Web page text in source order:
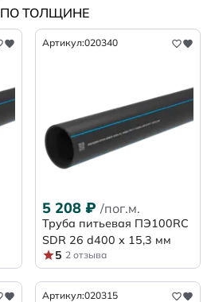
ПО ТОЛЩИНЕ
Артикул:020340
5 208 ₽ /пог.м.
Труба питьевая ПЭ100RC
SDR 26 d400 х 15,3 мм
5 2 отзыва
Артикул:020315